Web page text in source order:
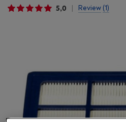
5,0
Review (1)